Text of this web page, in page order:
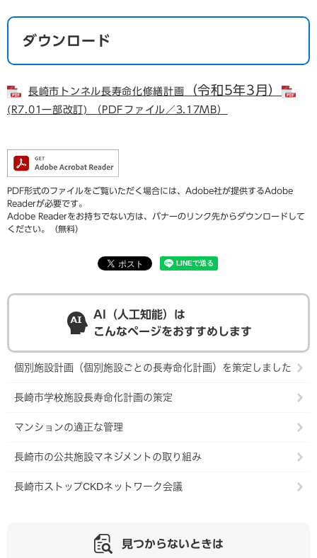
ダウンロード
長崎市トンネル長寿命化修繕計画 （令和5年3月）
(R7.01一部改訂) （PDFファイル／3.17MB）
PDF形式のファイルをご覧いただく場合には、Adobe社が提供するAdobe
Readerが必要です。
Adobe Readerをお持ちでない方は、バナーのリンク先からダウンロードして
ください。（無料）
AI（人工知能）は
こんなページをおすすめします
個別施設計画（個別施設ごとの長寿命化計画）を策定しました
長崎市学校施設長寿命化計画の策定
マンションの適正な管理
長崎市の公共施設マネジメントの取り組み
長崎市ストップCKDネットワーク会議
見つからないときは